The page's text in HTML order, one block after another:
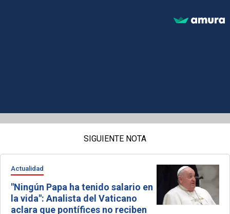
SIGUIENTE NOTA
Actualidad
"Ningún Papa ha tenido salario en
la vida": Analista del Vaticano
aclara que pontífices no reciben